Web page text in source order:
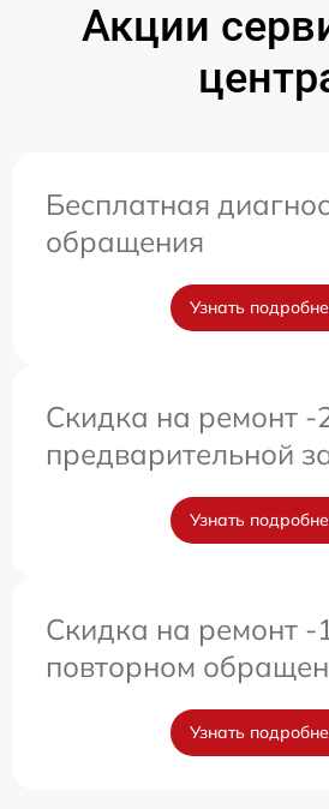
Акции
Бесплатная
обращения
Узнать
Скидка на ремонт -
предварительной
Узнать
Скидка на ремонт -
повторном
Узнать